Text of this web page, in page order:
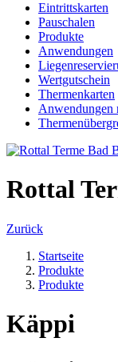
Eintrittskarten
Pauschalen
Produkte
Anwendungen
Wertgutschein
Thermenkarten
Anwendungen
Rottal
Zurück
Startseite
Produkte
Produkte
Käppi